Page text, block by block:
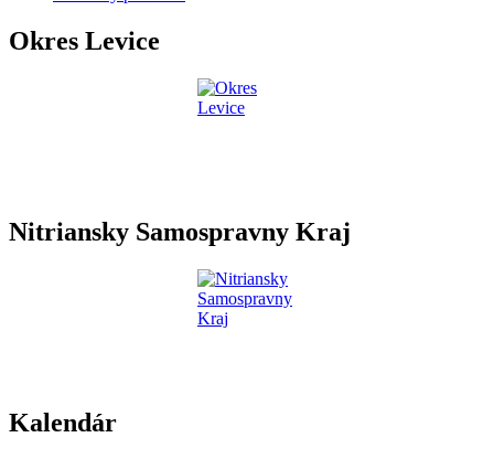
Okres Levice
Nitriansky Samospravny Kraj
Kalendár